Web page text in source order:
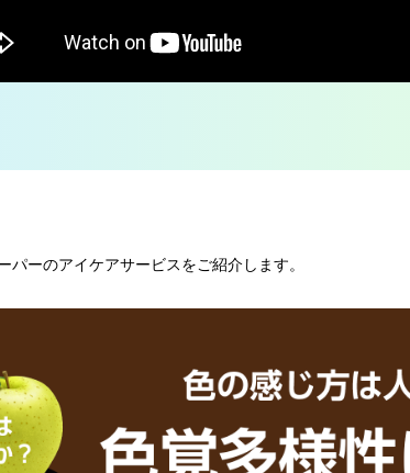
パーのアイケアサービスをご紹介します。